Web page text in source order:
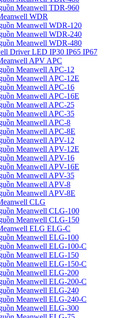
Meanwell TDR-960
WDR
Meanwell WDR-120
Meanwell WDR-240
Meanwell WDR-480
Driver LED IP30 IP65 IP67
APV APC
Meanwell APC-12
Meanwell APC-12E
Meanwell APC-16
Meanwell APC-16E
Meanwell APC-25
Meanwell APC-35
Meanwell APC-8
Meanwell APC-8E
Meanwell APV-12
Meanwell APV-12E
Meanwell APV-16
Meanwell APV-16E
Meanwell APV-35
Meanwell APV-8
Meanwell APV-8E
CLG
Meanwell CLG-100
Meanwell CLG-150
ELG ELG-C
Meanwell ELG-100
Meanwell ELG-100-C
Meanwell ELG-150
Meanwell ELG-150-C
Meanwell ELG-200
Meanwell ELG-200-C
Meanwell ELG-240
Meanwell ELG-240-C
Meanwell ELG-300